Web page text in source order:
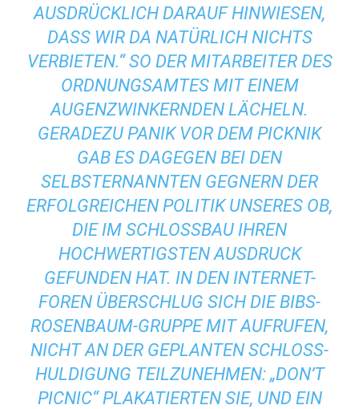
AUSDRÜCKLICH DARAUF HINWIESEN,
DASS WIR DA NATÜRLICH NICHTS
VERBIETEN.“ SO DER MITARBEITER DES
ORDNUNGSAMTES MIT EINEM
AUGENZWINKERNDEN LÄCHELN.
GERADEZU PANIK VOR DEM PICKNIK
GAB ES DAGEGEN BEI DEN
SELBSTERNANNTEN GEGNERN DER
ERFOLGREICHEN POLITIK UNSERES OB,
DIE IM SCHLOSSBAU IHREN
HOCHWERTIGSTEN AUSDRUCK
GEFUNDEN HAT. IN DEN INTERNET-
FOREN ÜBERSCHLUG SICH DIE BIBS-
ROSENBAUM-GRUPPE MIT AUFRUFEN,
NICHT AN DER GEPLANTEN SCHLOSS-
HULDIGUNG TEILZUNEHMEN: „DON’T
PICNIC“ PLAKATIERTEN SIE, UND EIN